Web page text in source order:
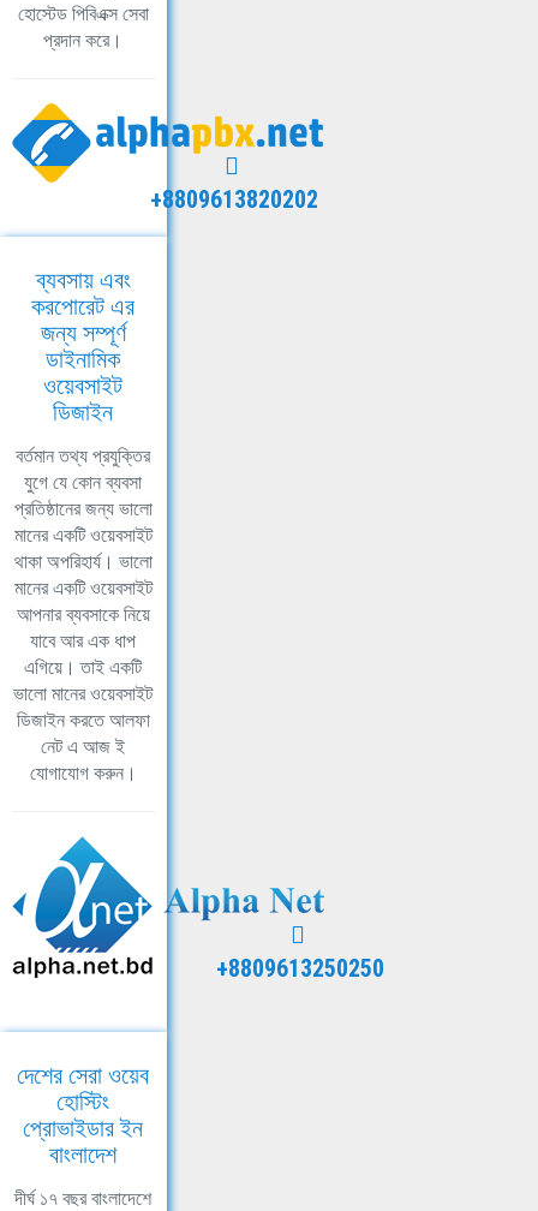
হোস্টেড পিবিএক্স সেবা
প্রদান করে।
+8809613820202
ব্যবসায় এবং
করপোরেট এর
জন্য সম্পূর্ণ
ডাইনামিক
ওয়েবসাইট
ডিজাইন
বর্তমান তথ্য প্রযুক্তির
যুগে যে কোন ব্যবসা
প্রতিষ্ঠানের জন্য ভালো
মানের একটি ওয়েবসাইট
থাকা অপরিহার্য। ভালো
মানের একটি ওয়েবসাইট
আপনার ব্যবসাকে নিয়ে
যাবে আর এক ধাপ
এগিয়ে। তাই একটি
ভালো মানের ওয়েবসাইট
ডিজাইন করতে আলফা
নেট এ আজ ই
যোগাযোগ করুন।
+8809613250250
দেশের সেরা ওয়েব
হোস্টিং
প্রোভাইডার ইন
বাংলাদেশ
দীর্ঘ ১৭ বছর বাংলাদেশে